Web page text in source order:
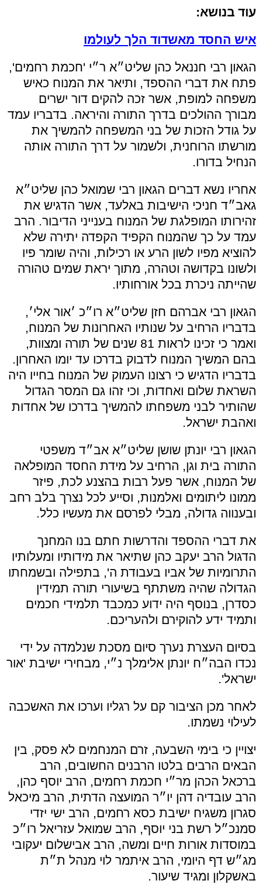
עוד בנושא:
איש החסד מאשדוד הלך לעולמו
הגאון רבי חננאל כהן שליט״א ר״י 'חכמת רחמים',
פתח את דברי ההספד, ותיאר את המנוח כאיש
משפחה למופת, אשר זכה להקים דור ישרים
מבורך ההולכים בדרך התורה והיראה. בדבריו עמד
על גודל הזכות של בני המשפחה להמשיך את
מורשתו הרוחנית, ולשמור על דרך התורה אותה
הנחיל בדורו.
אחריו נשא דברים הגאון רבי שמואל כהן שליט״א
גאב״ד חניכי הישיבות באלעד, אשר הדגיש את
זהירותו המופלגת של המנוח בענייני הדיבור. הרב
עמד על כך שהמנוח הקפיד הקפדה יתירה שלא
להוציא מפיו לשון הרע או רכילות, והיה שומר פיו
ולשונו בקדושה וטהרה, מתוך יראת שמים טהורה
שהייתה ניכרת בכל אורחותיו.
הגאון רבי אברהם חזן שליט״א רו״כ ׳אור אלי׳,
בדבריו הרחיב על שנותיו האחרונות של המנוח,
ואמר כי זכינו לראות 81 שנים של תורה ומצוות,
בהם המשיך המנוח לדבוק בדרכו עד יומו האחרון.
בדבריו הדגיש כי רצונו העמוק של המנוח בחייו היה
השראת שלום ואחדות, וכי זהו גם המסר הגדול
שהותיר לבני משפחתו להמשיך בדרכו של אחדות
ואהבת ישראל.
הגאון רבי יונתן שושן שליט״א אב״ד משפטי
התורה בית וגן, הרחיב על מידת החסד המופלאה
של המנוח, אשר פעל רבות בהצנע לכת, פיזר
ממונו ליתומים ואלמנות, וסייע לכל נצרך בלב רחב
ובענווה גדולה, מבלי לפרסם את מעשיו כלל.
את דברי ההספד והדרשות חתם בנו המחנך
הדגול הרב יעקב כהן שתיאר את מידותיו ומעלותיו
התרומיות של אביו בעבודת ה', בתפילה ובשמחתו
הגדולה שהיה משתתף בשיעורי תורה תמידין
כסדרן, בנוסף היה ידוע כמכבד תלמידי חכמים
ותמיד ידע להוקירם ולהעריכם.
בסיום העצרת נערך סיום מסכת שנלמדה על ידי
נכדו הבה״ח יונתן אלימלך נ״י, מבחירי ישיבת 'אור
ישראל'.
לאחר מכן הציבור קם על רגליו וערכו את האשכבה
לעילוי נשמתו.
יצויין כי בימי השבעה, זרם המנחמים לא פסק, בין
הבאים הרבים בלטו הרבנים החשובים, הרב
ברכאל הכהן מר״י חכמת רחמים, הרב יוסף כהן,
הרב עובדיה דהן יו״ר המועצה הדתית, הרב מיכאל
סגרון משגיח ישיבת כסא רחמים, הרב ישי יזדי
סמנכ״ל רשת בני יוסף, הרב שמואל עזריאל רו״כ
במוסדות אורות חיים ומשה, הרב אבישלום יעקובי
מג״ש דף היומי, הרב איתמר לוי מנהל ת״ת
באשקלון ומגיד שיעור.